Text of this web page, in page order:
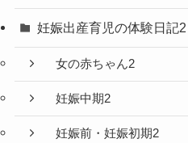
妊娠出産育児の体験日記2
女の赤ちゃん2
妊娠中期2
妊娠前・妊娠初期2